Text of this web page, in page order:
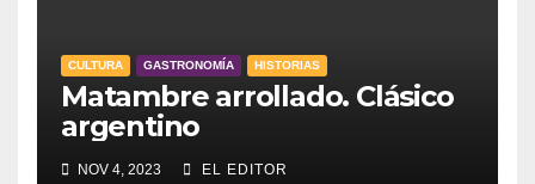
CULTURA GASTRONOMÍA HISTORIAS
Matambre arrollado. Clásico
argentino
NOV 4, 2023 EL EDITOR